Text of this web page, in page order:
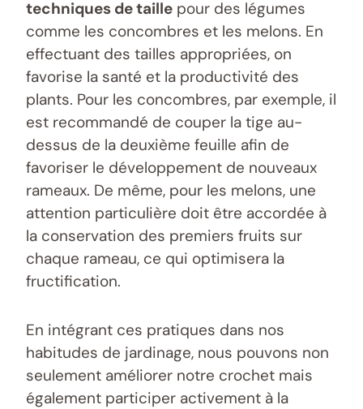
techniques de taille pour des légumes
comme les concombres et les melons. En
effectuant des tailles appropriées, on
favorise la santé et la productivité des
plants. Pour les concombres, par exemple, il
est recommandé de couper la tige au-
dessus de la deuxième feuille afin de
favoriser le développement de nouveaux
rameaux. De même, pour les melons, une
attention particulière doit être accordée à
la conservation des premiers fruits sur
chaque rameau, ce qui optimisera la
fructification.
En intégrant ces pratiques dans nos
habitudes de jardinage, nous pouvons non
seulement améliorer notre crochet mais
également participer activement à la